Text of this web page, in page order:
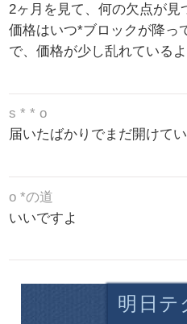
2ヶ月を見て、何の欠点が
価格はいつ*ブロックが降っ
で、価格が少し乱れている
s * * o
届いたばかりでまだ開けて
o *の道
いいですよ
明日テ